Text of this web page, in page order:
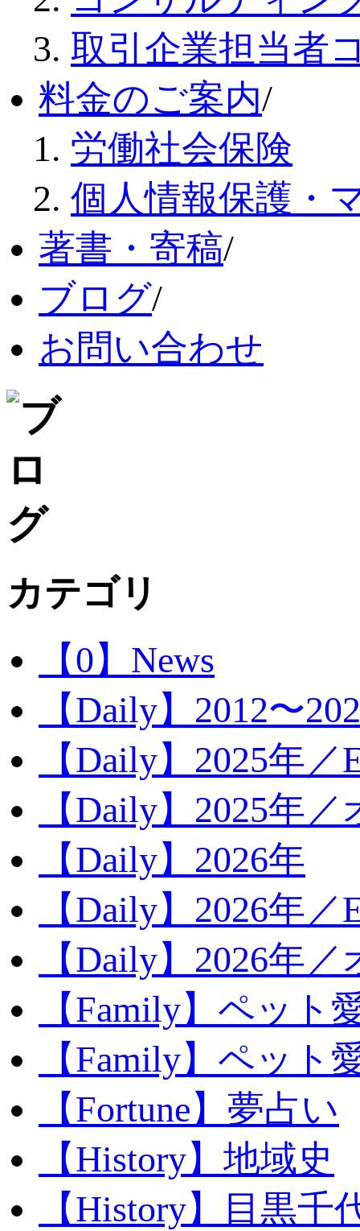
取引企業担当者
料金のご案内/
労働社会保険
個人情報保護・
著書・寄稿/
ブログ/
お問い合わせ
カテゴリ
【0】News
【Daily】2012〜
【Daily】2025年／
【Daily】2025年
【Daily】2026年
【Daily】2026年／
【Daily】2026年
【Family】ペット
【Family】ペット
【Fortune】夢占い
【History】地域史
【History】目黒千